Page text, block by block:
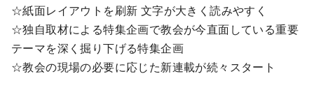
☆紙面レイアウトを刷新 文字が大きく読みやすく
☆独自取材による特集企画で教会が今直面している重要
テーマを深く掘り下げる特集企画
☆教会の現場の必要に応じた新連載が続々スタート